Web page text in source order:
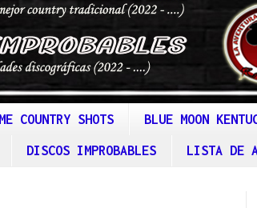
COUNTRY SHOTS BLUE MOON
DISCOS IMPROBABLES LISTA DE